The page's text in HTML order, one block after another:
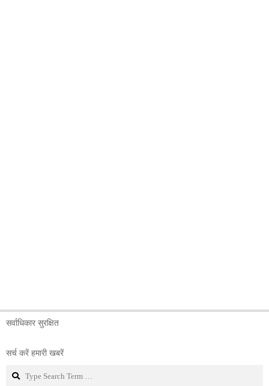
सर्वाधिकार सुरक्षित
सर्च करें हमारी खबरें